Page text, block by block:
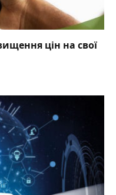
цін на свої